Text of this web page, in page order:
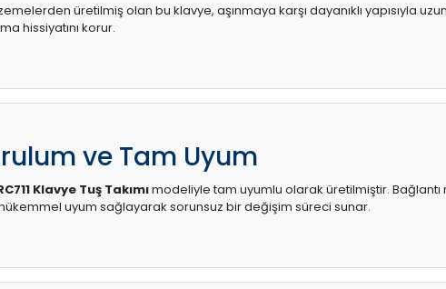
üretilmiş olan bu klavye, aşınmaya karşı dayanıklı yapısıyla
hissiyatını korur.
ve Tam Uyum
Klavye Tuş Takımımodeliyle tam uyumlu olarak üretilmiştir.
uyum sağlayarak sorunsuz bir değişim süreci sunar.